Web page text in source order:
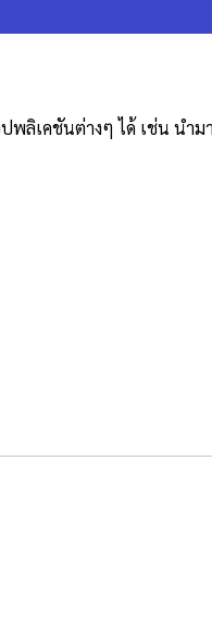
ลิเคชันต่างๆ ได้ เช่น นำม